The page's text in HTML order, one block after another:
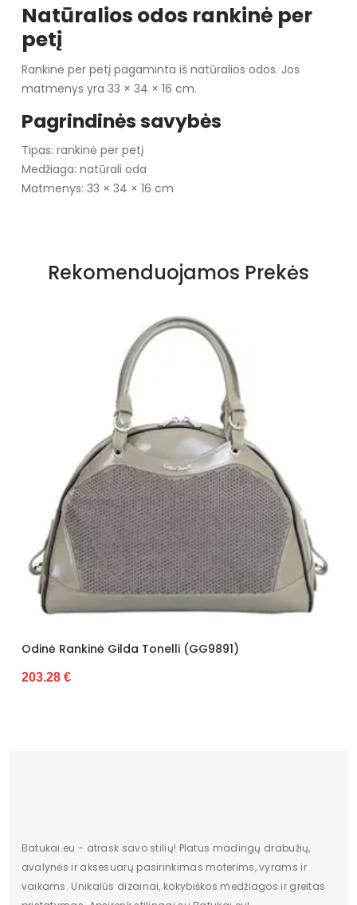
Natūralios odos rankinė per
petį
Rankinė per petį pagaminta iš natūralios odos. Jos
matmenys yra 33 × 34 × 16 cm.
Pagrindinės savybės
Tipas: rankinė per petį
Medžiaga: natūrali oda
Matmenys: 33 × 34 × 16 cm
Rekomenduojamos Prekės
Odinė Rankinė Gilda Tonelli
Batukai.eu - atrask savo stilių! Platus madingų drabužių,
avalynės ir aksesuarų pasirinkimas moterims, vyrams ir
vaikams. Unikalūs dizainai, kokybiškos medžiagos ir greitas